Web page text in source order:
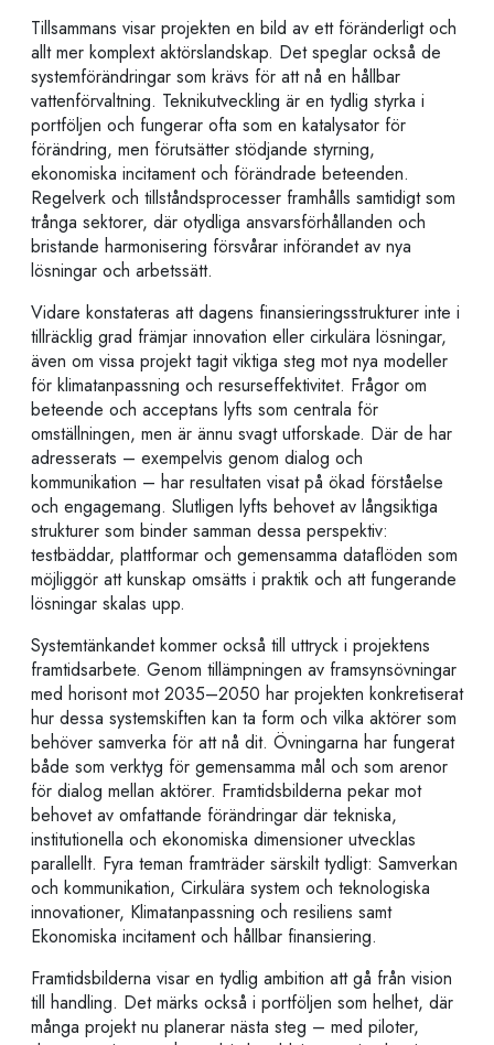
Tillsammans visar projekten en bild av ett föränderligt och
allt mer komplext aktörslandskap. Det speglar också de
systemförändringar som krävs för att nå en hållbar
vattenförvaltning. Teknikutveckling är en tydlig styrka i
portföljen och fungerar ofta som en katalysator för
förändring, men förutsätter stödjande styrning,
ekonomiska incitament och förändrade beteenden.
Regelverk och tillståndsprocesser framhålls samtidigt som
trånga sektorer, där otydliga ansvarsförhållanden och
bristande harmonisering försvårar införandet av nya
lösningar och arbetssätt.
Vidare konstateras att dagens finansieringsstrukturer inte i
tillräcklig grad främjar innovation eller cirkulära lösningar,
även om vissa projekt tagit viktiga steg mot nya modeller
för klimatanpassning och resurseffektivitet. Frågor om
beteende och acceptans lyfts som centrala för
omställningen, men är ännu svagt utforskade. Där de har
adresserats – exempelvis genom dialog och
kommunikation – har resultaten visat på ökad förståelse
och engagemang. Slutligen lyfts behovet av långsiktiga
strukturer som binder samman dessa perspektiv:
testbäddar, plattformar och gemensamma dataflöden som
möjliggör att kunskap omsätts i praktik och att fungerande
lösningar skalas upp.
Systemtänkandet kommer också till uttryck i projektens
framtidsarbete. Genom tillämpningen av framsynsövningar
med horisont mot 2035–2050 har projekten konkretiserat
hur dessa systemskiften kan ta form och vilka aktörer som
behöver samverka för att nå dit. Övningarna har fungerat
både som verktyg för gemensamma mål och som arenor
för dialog mellan aktörer. Framtidsbilderna pekar mot
behovet av omfattande förändringar där tekniska,
institutionella och ekonomiska dimensioner utvecklas
parallellt. Fyra teman framträder särskilt tydligt: Samverkan
och kommunikation, Cirkulära system och teknologiska
innovationer, Klimatanpassning och resiliens samt
Ekonomiska incitament och hållbar finansiering.
Framtidsbilderna visar en tydlig ambition att gå från vision
till handling. Det märks också i portföljen som helhet, där
många projekt nu planerar nästa steg – med piloter,